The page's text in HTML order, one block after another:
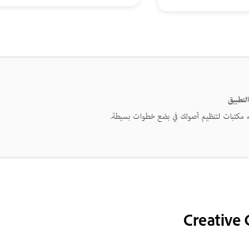
مكتبات لتنظيم أصولك في بضع خطوات بسيطة.